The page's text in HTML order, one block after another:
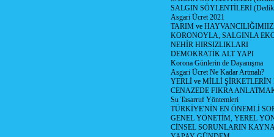
SALGIN SÖYLENTİLERİ
Asgari Ücret 2021
TARIM ve
KORONOYLA, SALGINLA
NEHİR HIRSIZLIKLARI
DEMOKRATİK ALT YAPI
Korona Günlerin de Dayanışma
Asgari Ücret Ne Kadar Artmalı?
YERLİ ve MİLLİ
CENAZEDE FIKRA
Su Tasarruf Yöntemleri
TÜRKİYE'NİN EN ÖNEMLİ
GENEL YÖNETİM, YEREL
CİNSEL SORUNLARIN